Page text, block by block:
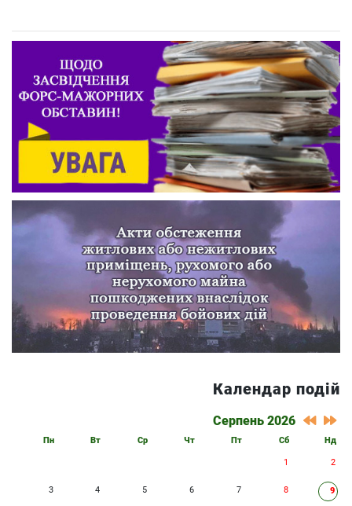
Календар подій
Серпень 2026
Пн Вт Ср Чт Пт Сб Нд
1 2
3 4 5 6 7 8 9